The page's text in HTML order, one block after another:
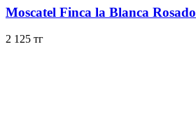
Moscatel Finca la Blanca Rosado
2 125 тг